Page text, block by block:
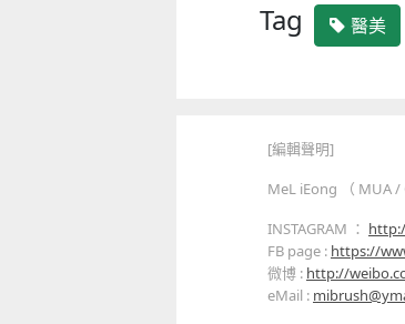
Tag 醫美
[編輯聲明]
MeL iEong （ MUA /
INSTAGRAM ：
FB page : https://
微博 : http://
eMail :